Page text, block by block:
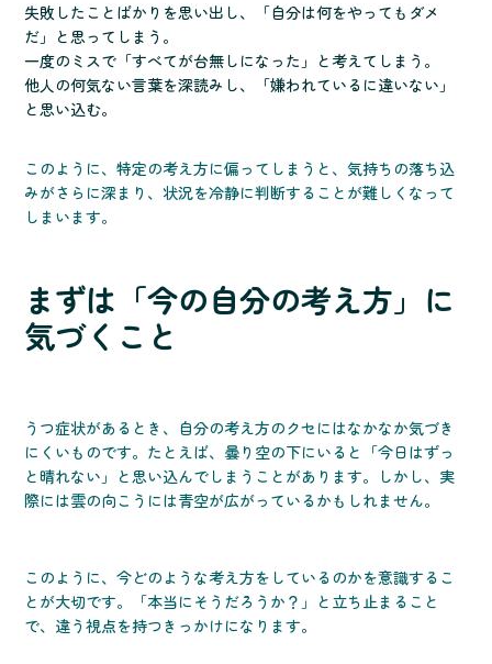
失敗したことばかりを思い出し、「自分は何をやってもダメ
だ」と思ってしまう。
一度のミスで「すべてが台無しになった」と考えてしまう。
他人の何気ない言葉を深読みし、「嫌われているに違いない」
と思い込む。
このように、特定の考え方に偏ってしまうと、気持ちの落ち込
みがさらに深まり、状況を冷静に判断することが難しくなって
しまいます。
まずは「今の自分の考え方」に
気づくこと
うつ症状があるとき、自分の考え方のクセにはなかなか気づき
にくいものです。たとえば、曇り空の下にいると「今日はずっ
と晴れない」と思い込んでしまうことがあります。しかし、実
際には雲の向こうには青空が広がっているかもしれません。
このように、今どのような考え方をしているのかを意識するこ
とが大切です。「本当にそうだろうか？」と立ち止まること
で、違う視点を持つきっかけになります。